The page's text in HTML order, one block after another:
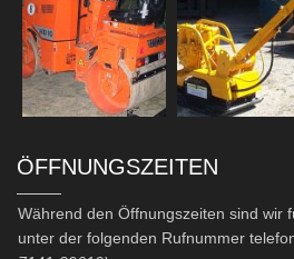
ÖFFNUNGSZEITEN
Während den Öffnungszeiten sind wir
unter der folgenden Rufnummer